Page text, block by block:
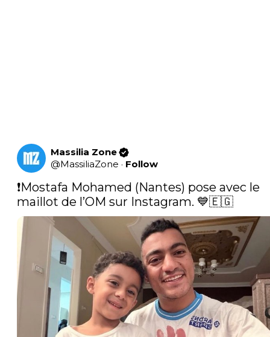
Massilia Zone
@MassiliaZone · Follow
❗️Mostafa Mohamed (Nantes) pose avec le
maillot de l’OM sur Instagram. 💙🇪🇬